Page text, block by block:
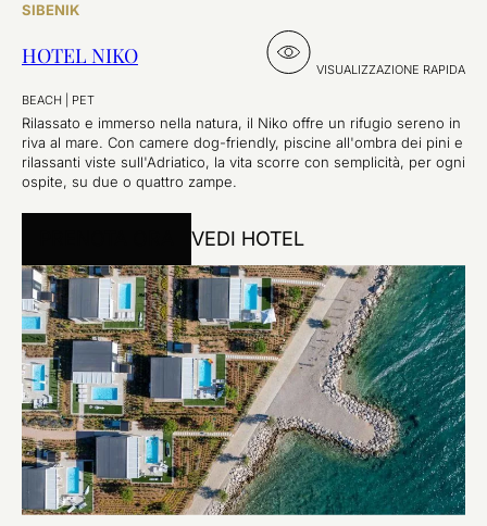
SIBENIK
HOTEL NIKO
VISUALIZZAZIONE RAPIDA
BEACH
PET
Rilassato e immerso nella natura, il Niko offre un rifugio sereno in
riva al mare. Con camere dog-friendly, piscine all'ombra dei pini e
rilassanti viste sull'Adriatico, la vita scorre con semplicità, per ogni
ospite, su due o quattro zampe.
VEDI HOTEL